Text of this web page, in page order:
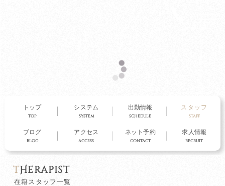
トップ
top
システム
system
出勤情報
scHedule
スタッフ
staff
ブログ
blog
アクセス
access
ネット予約
contact
求人情報
recruit
tHerapist
在籍スタッフ一覧